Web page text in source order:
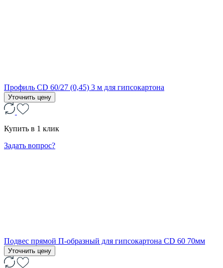
Профиль CD 60/27 (0,45) 3 м для гипсокартона
Уточнить цену
Купить в 1 клик
Задать вопрос?
Подвес прямой П-образный для гипсокартона CD 60 70мм
Уточнить цену